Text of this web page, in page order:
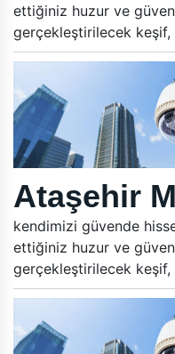
ettiğiniz huzur ve
gerçekleştirilecek
Ataşehir
kendimizi güvende
ettiğiniz huzur ve
gerçekleştirilecek